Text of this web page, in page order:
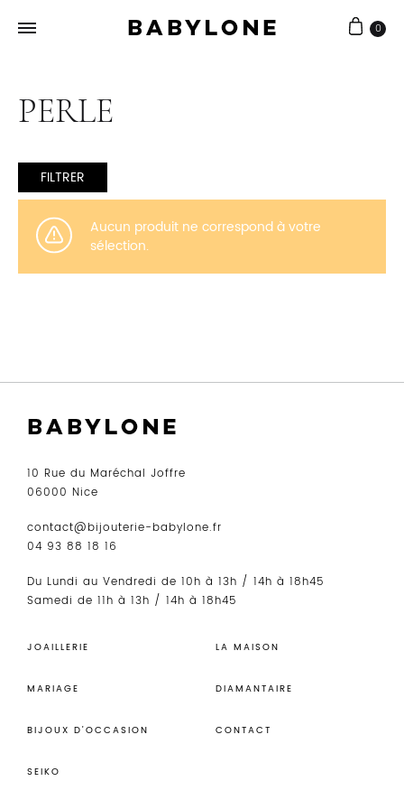
0
PERLE
FILTRER
Aucun produit ne correspond à votre
sélection.
10 Rue du Maréchal Joffre
06000 Nice
contact@bijouterie-babylone.fr
04 93 88 18 16
Du Lundi au Vendredi de 10h à 13h / 14h à 18h45
Samedi de 11h à 13h / 14h à 18h45
JOAILLERIE
MARIAGE
BIJOUX D’OCCASION
SEIKO
LA MAISON
DIAMANTAIRE
CONTACT